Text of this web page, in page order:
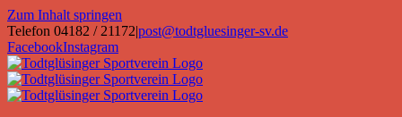
Zum Inhalt springen
Telefon 04182 / 21172|post@todtgluesinger-sv.de
FacebookInstagram